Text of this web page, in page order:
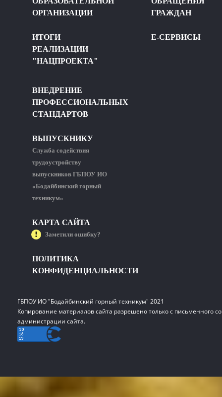
ОРГАНИЗАЦИИ
ИТОГИ
РЕАЛИЗАЦИИ
"НАЦПРОЕКТА"
ГРАЖДАН
Е-СЕРВИСЫ
ВНЕДРЕНИЕ
ПРОФЕССИОНАЛЬНЫХ
СТАНДАРТОВ
ВЫПУСКНИКУ
Служба содействия
трудоустройству
выпускников ГБПОУ ИО
«Бодайбинский горный
техникум»
КАРТА САЙТА
Заметили ошибку?
ПОЛИТИКА
КОНФИДЕНЦИАЛЬНОСТИ
ГБПОУ ИО "Бодайбинский горный техникум" 2021
Копирование материалов сайта разрешено только с письменного
администрации сайта.